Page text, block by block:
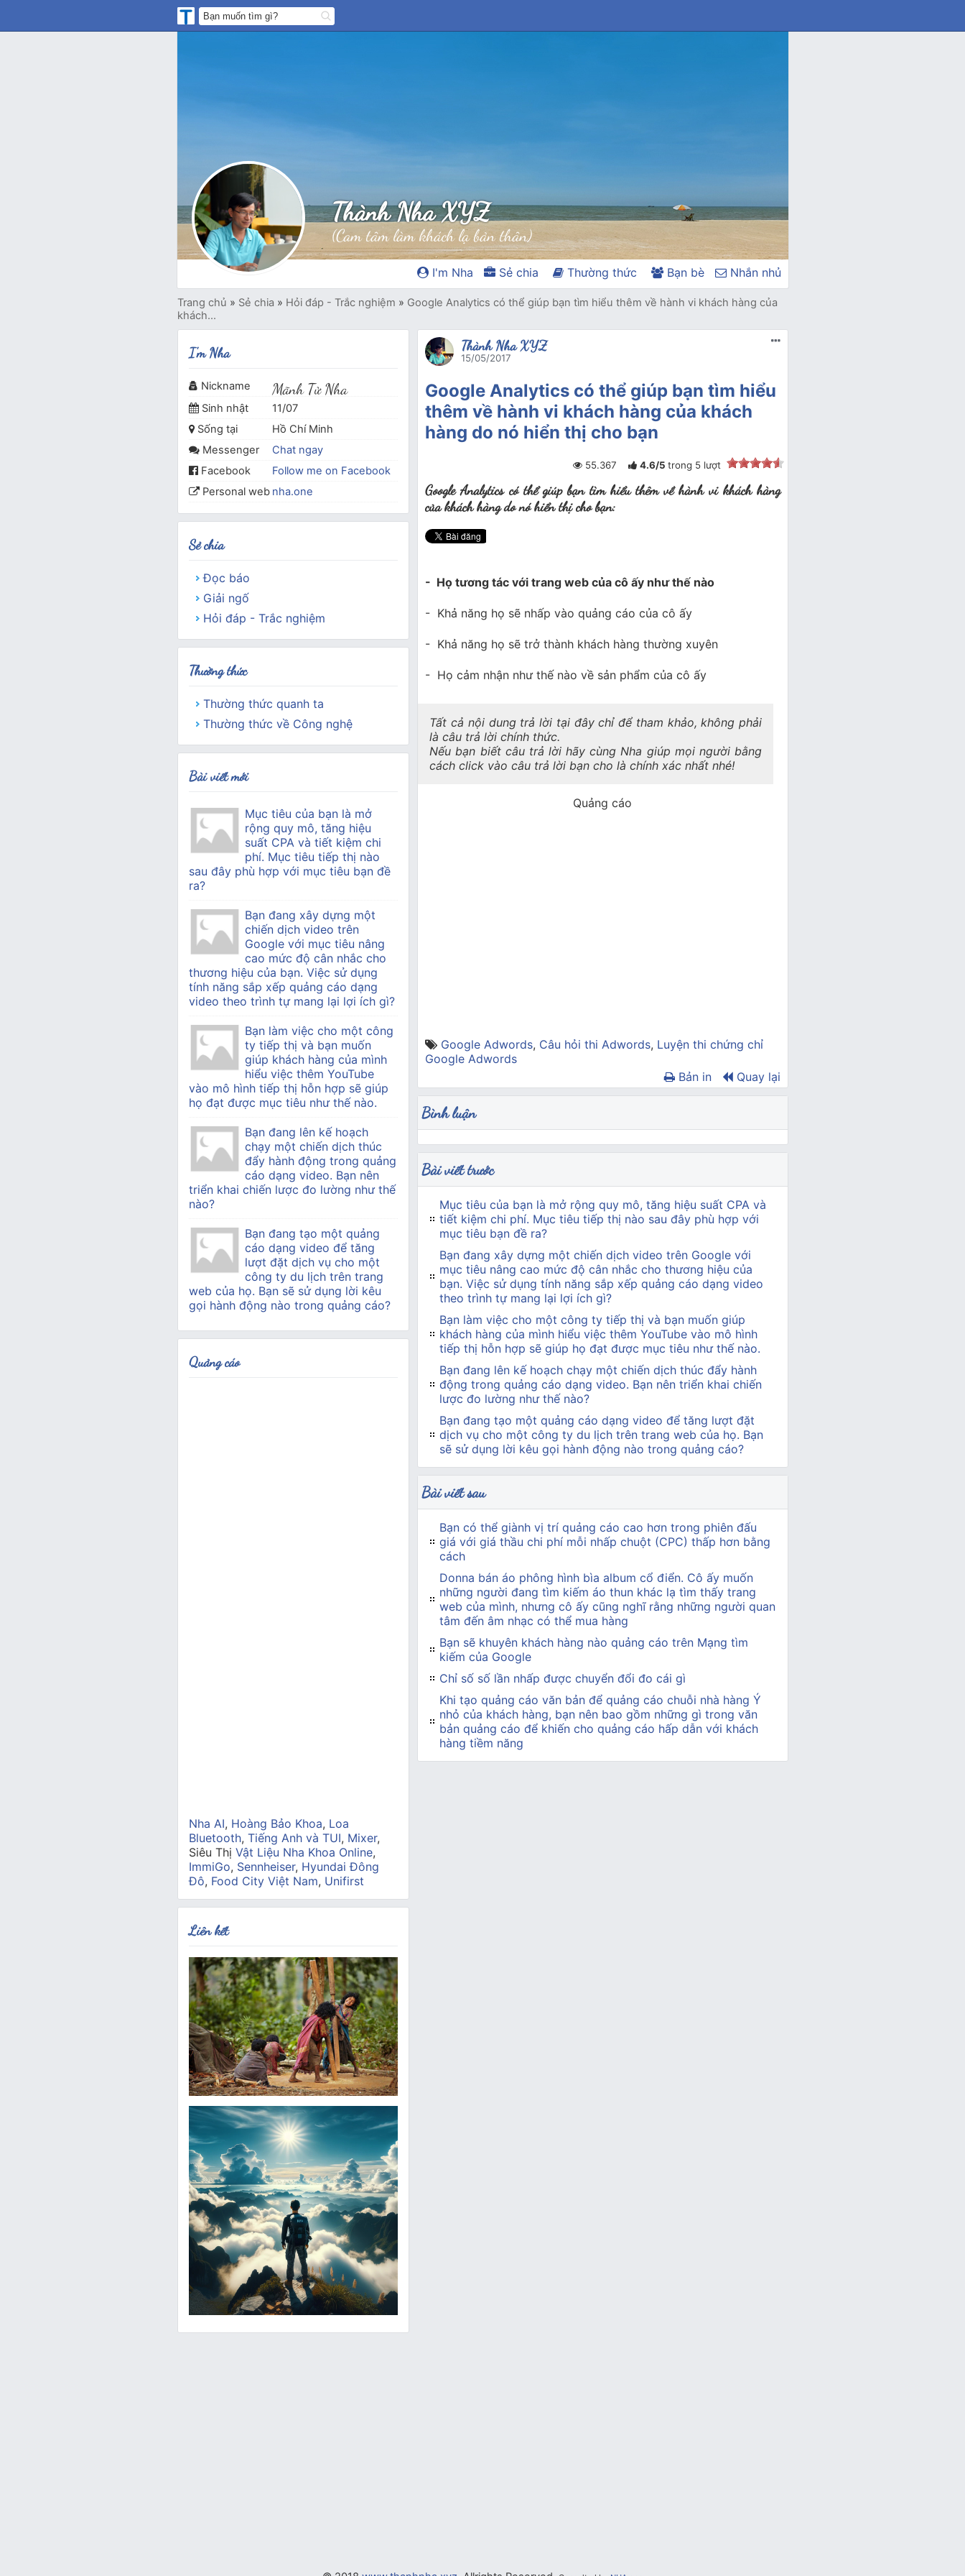
Thành Nha XYZ
(Cam tâm làm khách lạ bản thân)
I'm Nha Sẻ chia Thường thức Bạn bè Nhắn nhủ
Trang chủ » Sẻ chia » Hỏi đáp - Trắc nghiệm » Google Analytics có thể giúp bạn tìm hiểu thêm về hành vi khách hàng của
khách...
Thành Nha XYZ
15/05/2017
Google Analytics có thể giúp bạn tìm hiểu
thêm về hành vi khách hàng của khách
hàng do nó hiển thị cho bạn
55.367 4.6/5 trong 5lượt
Google Analytics có thể giúp bạn tìm hiểu thêm về hành vi khách hàng
của khách hàng do nó hiển thị cho bạn:
- Họ tương tác với trang web của cô ấy như thế nào
- Khả năng họ sẽ nhấp vào quảng cáo của cô ấy
- Khả năng họ sẽ trở thành khách hàng thường xuyên
- Họ cảm nhận như thế nào về sản phẩm của cô ấy
Tất cả nội dung trả lời tại đây chỉ để tham khảo, không phải
là câu trả lời chính thức.
Nếu bạn biết câu trả lời hãy cùng Nha giúp mọi người bằng
cách click vào câu trả lời bạn cho là chính xác nhất nhé!
Quảng cáo
Google Adwords, Câu hỏi thi Adwords, Luyện thi chứng chỉ
Google Adwords
Bản in
Quay lại
Bình luận
Bài viết trước
Mục tiêu của bạn là mở rộng quy mô, tăng hiệu suất CPA và
tiết kiệm chi phí. Mục tiêu tiếp thị nào sau đây phù hợp với
mục tiêu bạn đề ra?
Bạn đang xây dựng một chiến dịch video trên Google với
mục tiêu nâng cao mức độ cân nhắc cho thương hiệu của
bạn. Việc sử dụng tính năng sắp xếp quảng cáo dạng video
theo trình tự mang lại lợi ích gì?
Bạn làm việc cho một công ty tiếp thị và bạn muốn giúp
khách hàng của mình hiểu việc thêm YouTube vào mô hình
tiếp thị hỗn hợp sẽ giúp họ đạt được mục tiêu như thế nào.
Bạn đang lên kế hoạch chạy một chiến dịch thúc đẩy hành
động trong quảng cáo dạng video. Bạn nên triển khai chiến
lược đo lường như thế nào?
Bạn đang tạo một quảng cáo dạng video để tăng lượt đặt
dịch vụ cho một công ty du lịch trên trang web của họ. Bạn
sẽ sử dụng lời kêu gọi hành động nào trong quảng cáo?
Bài viết sau
Bạn có thể giành vị trí quảng cáo cao hơn trong phiên đấu
giá với giá thầu chi phí mỗi nhấp chuột (CPC) thấp hơn bằng
cách
Donna bán áo phông hình bìa album cổ điển. Cô ấy muốn
những người đang tìm kiếm áo thun khác lạ tìm thấy trang
web của mình, nhưng cô ấy cũng nghĩ rằng những người quan
tâm đến âm nhạc có thể mua hàng
Bạn sẽ khuyên khách hàng nào quảng cáo trên Mạng tìm
kiếm của Google
Chỉ số số lần nhấp được chuyển đổi đo cái gì
Khi tạo quảng cáo văn bản để quảng cáo chuỗi nhà hàng Ý
nhỏ của khách hàng, bạn nên bao gồm những gì trong văn
bản quảng cáo để khiến cho quảng cáo hấp dẫn với khách
hàng tiềm năng
I'm Nha
Nickname Mãnh Tử Nha
Sinh nhật
11/07
Sống tại
Hồ Chí Minh
Messenger
Chat ngay
Facebook
Follow me on Facebook
Personal web nha.one
Sẻ chia
Đọc báo
Giải ngố
Hỏi đáp - Trắc nghiệm
Thường thức
Thường thức quanh ta
Thường thức về Công nghệ
Bài viết mới
Mục tiêu của bạn là mở
rộng quy mô, tăng hiệu
suất CPA và tiết kiệm chi
phí. Mục tiêu tiếp thị nào
sau đây phù hợp với mục tiêu bạn đề
ra?
Bạn đang xây dựng một
chiến dịch video trên
Google với mục tiêu nâng
cao mức độ cân nhắc cho
thương hiệu của bạn. Việc sử dụng
tính năng sắp xếp quảng cáo dạng
video theo trình tự mang lại lợi ích gì?
Bạn làm việc cho một công
ty tiếp thị và bạn muốn
giúp khách hàng của mình
hiểu việc thêm YouTube
vào mô hình tiếp thị hỗn hợp sẽ giúp
họ đạt được mục tiêu như thế nào.
Bạn đang lên kế hoạch
chạy một chiến dịch thúc
đẩy hành động trong quảng
cáo dạng video. Bạn nên
triển khai chiến lược đo lường như thế
nào?
Bạn đang tạo một quảng
cáo dạng video để tăng
lượt đặt dịch vụ cho một
công ty du lịch trên trang
web của họ. Bạn sẽ sử dụng lời kêu
gọi hành động nào trong quảng cáo?
Quảng cáo
Nha AI, Hoàng Bảo Khoa, Loa
Bluetooth, Tiếng Anh và TUI, Mixer,
Siêu Thị Vật Liệu Nha Khoa Online,
ImmiGo, Sennheiser, Hyundai Đông
Đô, Food City Việt Nam, Unifirst
Liên kết